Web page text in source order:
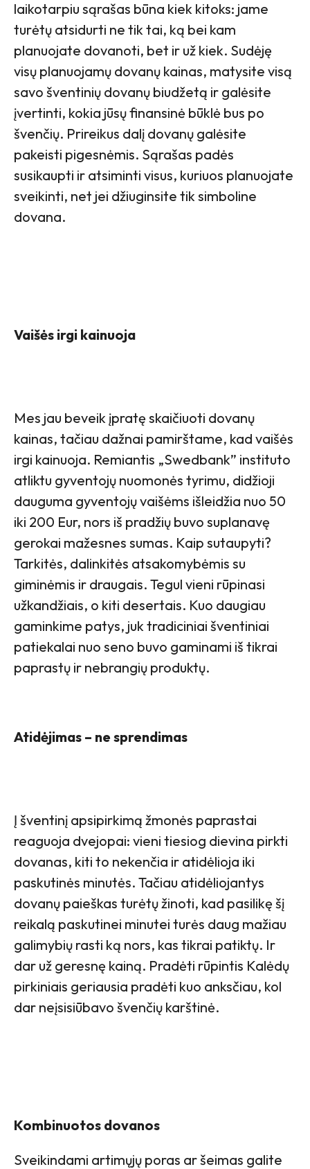
laikotarpiu sąrašas būna kiek kitoks: jame
turėtų atsidurti ne tik tai, ką bei kam
planuojate dovanoti, bet ir už kiek. Sudėję
visų planuojamų dovanų kainas, matysite visą
savo šventinių dovanų biudžetą ir galėsite
įvertinti, kokia jūsų finansinė būklė bus po
švenčių. Prireikus dalį dovanų galėsite
pakeisti pigesnėmis. Sąrašas padės
susikaupti ir atsiminti visus, kuriuos planuojate
sveikinti, net jei džiuginsite tik simboline
dovana.
Vaišės irgi kainuoja
Mes jau beveik įpratę skaičiuoti dovanų
kainas, tačiau dažnai pamirštame, kad vaišės
irgi kainuoja. Remiantis „Swedbank” instituto
atliktu gyventojų nuomonės tyrimu, didžioji
dauguma gyventojų vaišėms išleidžia nuo 50
iki 200 Eur, nors iš pradžių buvo suplanavę
gerokai mažesnes sumas. Kaip sutaupyti?
Tarkitės, dalinkitės atsakomybėmis su
giminėmis ir draugais. Tegul vieni rūpinasi
užkandžiais, o kiti desertais. Kuo daugiau
gaminkime patys, juk tradiciniai šventiniai
patiekalai nuo seno buvo gaminami iš tikrai
paprastų ir nebrangių produktų.
Atidėjimas – ne sprendimas
Į šventinį apsipirkimą žmonės paprastai
reaguoja dvejopai: vieni tiesiog dievina pirkti
dovanas, kiti to nekenčia ir atidėlioja iki
paskutinės minutės. Tačiau atidėliojantys
dovanų paieškas turėtų žinoti, kad pasilikę šį
reikalą paskutinei minutei turės daug mažiau
galimybių rasti ką nors, kas tikrai patiktų. Ir
dar už geresnę kainą. Pradėti rūpintis Kalėdų
pirkiniais geriausia pradėti kuo anksčiau, kol
dar neįsisiūbavo švenčių karštinė.
Kombinuotos dovanos
Sveikindami artimųjų poras ar šeimas galite